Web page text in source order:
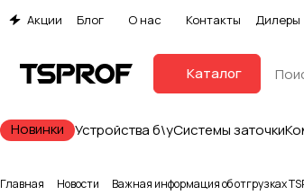
Акции Блог О нас Контакты Дилеры
Каталог
Новинки Устройства б\уСистемы заточки
Главная Новости Важная информация об отгрузках